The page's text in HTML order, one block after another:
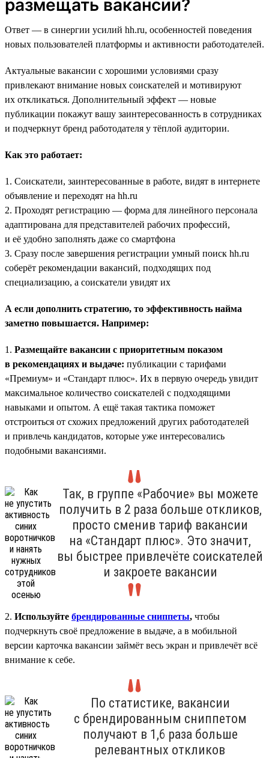
размещать вакансии?
Ответ — в синергии усилий hh.ru, особенностей поведения
новых пользователей платформы и активности работодателей.
Актуальные вакансии с хорошими условиями сразу
привлекают внимание новых соискателей и мотивируют
их откликаться. Дополнительный эффект — новые
публикации покажут вашу заинтересованность в сотрудниках
и подчеркнут бренд работодателя у тёплой аудитории.
Как это работает:
1. Соискатели, заинтересованные в работе, видят в интернете
объявление и переходят на hh.ru
2. Проходят регистрацию — форма для линейного персонала
адаптирована для представителей рабочих профессий,
и её удобно заполнять даже со смартфона
3. Сразу после завершения регистрации умный поиск hh.ru
соберёт рекомендации вакансий, подходящих под
специализацию, а соискатели увидят их
А если дополнить стратегию, то эффективность найма
заметно повышается. Например:
1. Размещайте вакансии с приоритетным показом
в рекомендациях и выдаче: публикации с тарифами
«Премиум» и «Стандарт плюс». Их в первую очередь увидит
максимальное количество соискателей с подходящими
навыками и опытом. А ещё такая тактика поможет
отстроиться от схожих предложений других работодателей
и привлечь кандидатов, которые уже интересовались
подобными вакансиями.
Так, в группе «Рабочие» вы можете
получить в 2 раза больше откликов,
просто сменив тариф вакансии
на «Стандарт плюс». Это значит,
вы быстрее привлечёте соискателей
и закроете вакансии
2. Используйте брендированные сниппеты, чтобы
подчеркнуть своё предложение в выдаче, а в мобильной
версии карточка вакансии займёт весь экран и привлечёт всё
внимание к себе.
По статистике, вакансии
с брендированным сниппетом
получают в 1,6 раза больше
релевантных откликов